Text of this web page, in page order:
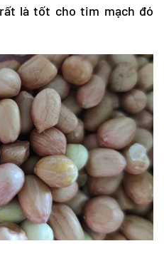
là tốt cho tim mạch đó